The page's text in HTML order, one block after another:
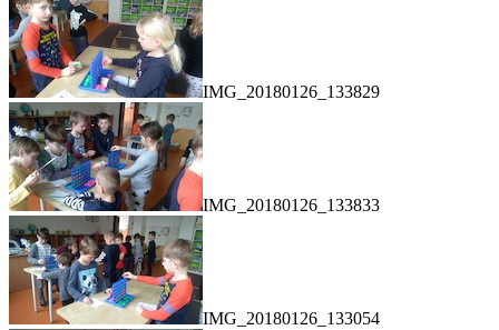
IMG_20180126_133829
IMG_20180126_133833
IMG_20180126_133054